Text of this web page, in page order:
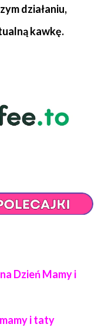
działaniu,
kawkę.
Dzień Mamy i
i taty